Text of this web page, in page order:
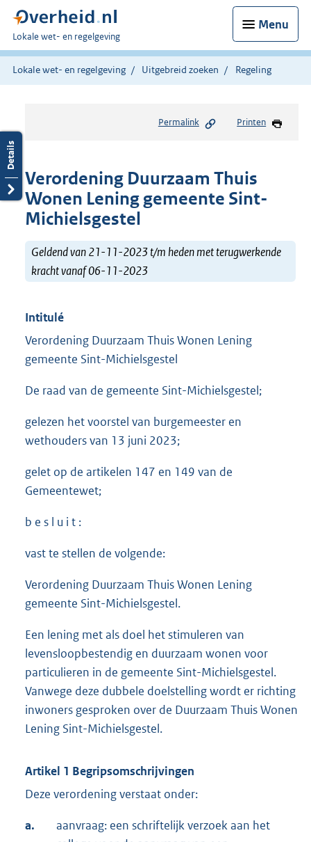
Menu
U
bent
hier:
Lokale wet- en regelgeving
Lokale wet- en regelgeving Uitgebreid zoeken Regeling
Permalink Printen
Verordening Duurzaam Thuis
Wonen Lening gemeente Sint-
Michielsgestel
Geldend van 21-11-2023 t/m heden met terugwerkende
kracht vanaf 06-11-2023
Intitulé
Verordening Duurzaam Thuis Wonen Lening
gemeente Sint-Michielsgestel
De raad van de gemeente Sint-Michielsgestel;
gelezen het voorstel van burgemeester en
wethouders van 13 juni 2023;
gelet op de artikelen 147 en 149 van de
Gemeentewet;
b e s l u i t :
vast te stellen de volgende:
Verordening Duurzaam Thuis Wonen Lening
gemeente Sint-Michielsgestel.
Een lening met als doel het stimuleren van
levensloopbestendig en duurzaam wonen voor
particulieren in de gemeente Sint-Michielsgestel.
Vanwege deze dubbele doelstelling wordt er richting
inwoners gesproken over de Duurzaam Thuis Wonen
Lening Sint-Michielsgestel.
Artikel 1 Begripsomschrijvingen
Deze verordening verstaat onder:
a.
aanvraag: een schriftelijk verzoek aan het